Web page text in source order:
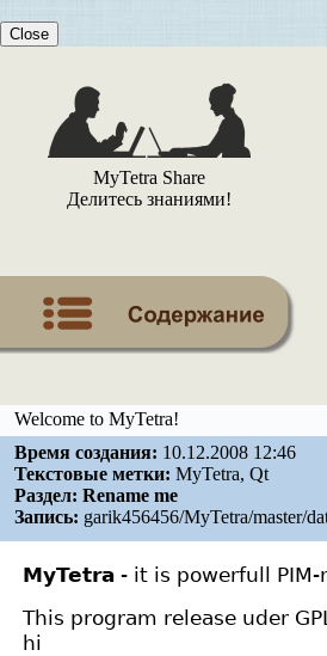
Close
MyTetra Share
Делитесь знаниями!
Welcome to MyTetra!
Время создания: 10.12.2008 12:46
Текстовые метки: MyTetra, Qt
Раздел: Rename me
Запись: garik456456/MyTetra/master/
MyTetra - it is powerfull
This program release uder
hi